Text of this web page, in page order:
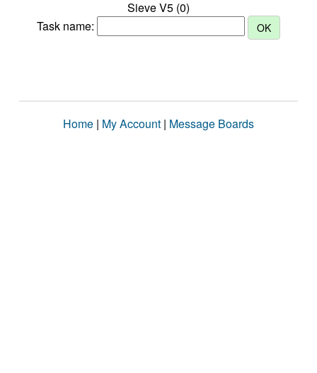
Sieve V5 (0)
Task name:
Home | My Account | Message Boards